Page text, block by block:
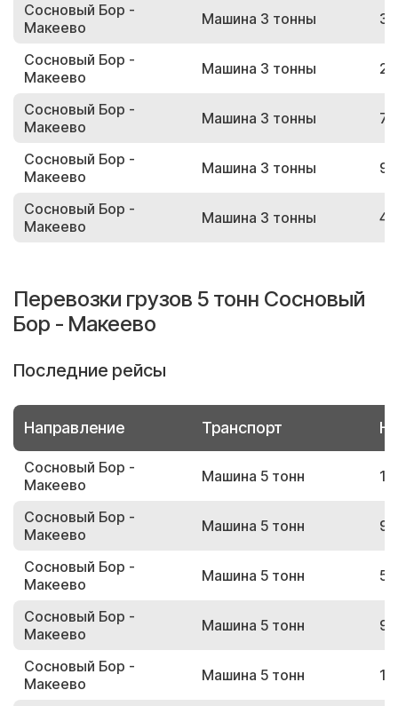
Сосновый Бор -
Макеево
Машина 3 тонны
Сосновый Бор -
Макеево
Машина 3 тонны
Сосновый Бор -
Макеево
Машина 3 тонны
Сосновый Бор -
Макеево
Машина 3 тонны
Сосновый Бор -
Макеево
Машина 3 тонны
Перевозки грузов 5 тонн Сосновый
Бор - Макеево
Последние рейсы
Направление Транспорт
Сосновый Бор -
Макеево
Машина 5 тонн
Сосновый Бор -
Макеево
Машина 5 тонн
Сосновый Бор -
Макеево
Машина 5 тонн
Сосновый Бор -
Макеево
Машина 5 тонн
Сосновый Бор -
Макеево
Машина 5 тонн